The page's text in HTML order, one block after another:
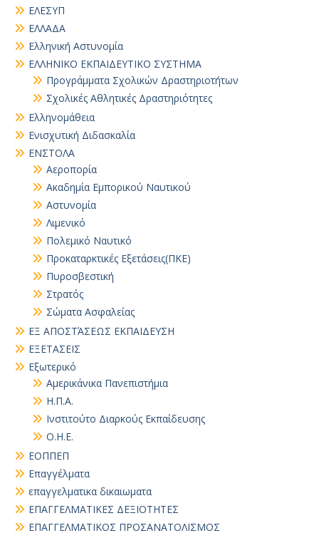
ΕΛΕΣΥΠ
ΕΛΛΑΔΑ
Ελληνική Αστυνομία
ΕΛΛΗΝΙΚΟ ΕΚΠΑΙΔΕΥΤΙΚΟ ΣΥΣΤΗΜΑ
Προγράμματα Σχολικών Δραστηριοτήτων
Σχολικές Αθλητικές Δραστηριότητες
Ελληνομάθεια
Ενισχυτική Διδασκαλία
ΕΝΣΤΟΛΑ
Αεροπορία
Ακαδημία Εμπορικού Ναυτικού
Αστυνομία
Λιμενικό
Πολεμικό Ναυτικό
Προκαταρκτικές Εξετάσεις(ΠΚΕ)
Πυροσβεστική
Στρατός
Σώματα Ασφαλείας
ΕΞ ΑΠΟΣΤΆΣΕΩΣ ΕΚΠΑΙΔΕΥΣΗ
ΕΞΕΤΑΣΕΙΣ
Εξωτερικό
Αμερικάνικα Πανεπιστήμια
Η.Π.Α.
Ινστιτούτο Διαρκούς Εκπαίδευσης
Ο.Η.Ε.
ΕΟΠΠΕΠ
Επαγγέλματα
επαγγελματικα δικαιωματα
ΕΠΑΓΓΕΛΜΑΤΙΚΕΣ ΔΕΞΙΟΤΗΤΕΣ
ΕΠΑΓΓΕΛΜΑΤΙΚΟΣ ΠΡΟΣΑΝΑΤΟΛΙΣΜΟΣ